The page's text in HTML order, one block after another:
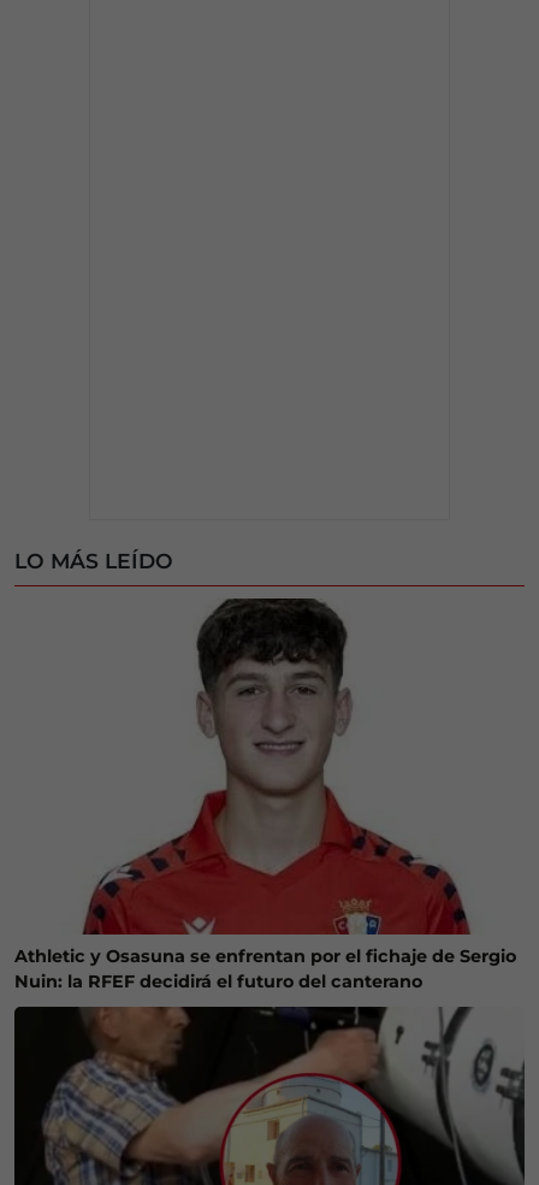
LO MÁS LEÍDO
Athletic y Osasuna se enfrentan por el fichaje de Sergio
Nuin: la RFEF decidirá el futuro del canterano